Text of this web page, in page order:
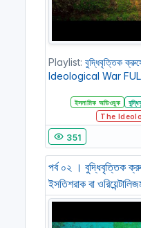
Playlist: বুদ্ধিবৃত্তিক
Ideological War
ইসলামিক অডিওবুক
The
351
পর্ব ০২ । বুদ্ধিবৃত্তিক
ইসতিশরাক বা